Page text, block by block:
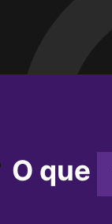
O que